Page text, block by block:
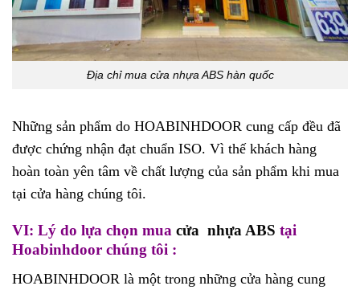
Địa chỉ mua cửa nhựa ABS hàn quốc
Những sản phẩm do HOABINHDOOR cung cấp đều đã
được chứng nhận đạt chuẩn ISO. Vì thế khách hàng
hoàn toàn yên tâm về chất lượng của sản phẩm khi mua
tại cửa hàng chúng tôi.
VI: Lý do lựa chọn mua cửa nhựa ABS tại
Hoabinhdoor chúng tôi :
HOABINHDOOR là một trong những cửa hàng cung